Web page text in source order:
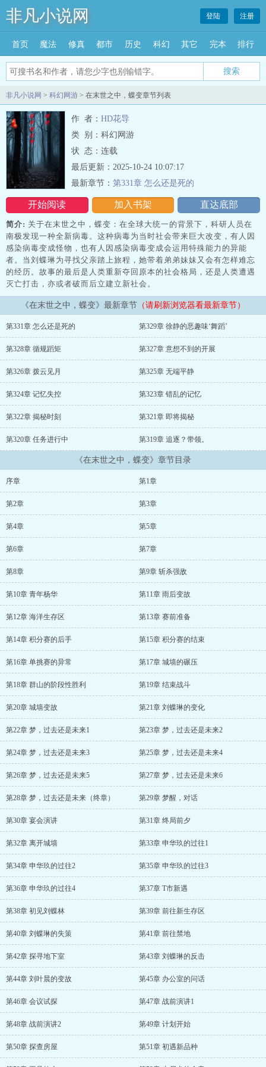
非凡小说网
搜索
登陆 注册
首页 魔法 修真 都市 历史 科幻 其它 完本 排行
非凡小说网 > 科幻网游 > 在末世之中，蝶变章节列表
作 者： HD花导
类 别：科幻网游
状 态：连载
开始阅读 加入书架 直达底部
最后更新：2025-10-24 10:07:17
最新章节： 第331章 怎么还是死的
简介: 关于在末世之中，蝶变：在全球大统一的背景下，科研人员在
南极发现一种全新病毒。这种病毒为当时社会带来巨大改变，有人因
感染病毒变成怪物，也有人因感染病毒变成会运用特殊能力的异能
者。当刘蝶琳为寻找父亲踏上旅程，她带着弟弟妹妹又会有怎样难忘
的经历。故事的最后是人类重新夺回原本的社会格局，还是人类遭遇
灭亡打击，亦或者破而后立建立新社会。
《在末世之中，蝶变》最新章节 （请刷新浏览器看最新章节）
第331章 怎么还是死的 第329章 徐静的恶趣味‘舞蹈’
第328章 循规蹈矩 第327章 意想不到的开展
第326章 拨云见月 第325章 无端平静
第324章 记忆失控 第323章 错乱的记忆
第322章 揭秘时刻 第321章 即将揭秘
第320章 任务进行中 第319章 追逐？带领。
《在末世之中，蝶变》章节目录
序章 第1章
第2章 第3章
第4章 第5章
第6章 第7章
第8章 第9章 斩杀强敌
第10章 青年杨华 第11章 雨后变故
第12章 海洋生存区 第13章 赛前准备
第14章 积分赛的后手 第15章 积分赛的结束
第16章 单挑赛的异常 第17章 城墙的碾压
第18章 群山的阶段性胜利 第19章 结束战斗
第20章 城墙变故 第21章 刘蝶琳的变化
第22章 梦，过去还是未来1 第23章 梦，过去还是未来2
第24章 梦，过去还是未来3 第25章 梦，过去还是未来4
第26章 梦，过去还是未来5 第27章 梦，过去还是未来6
第28章 梦，过去还是未来（终章） 第29章 梦醒，对话
第30章 宴会演讲 第31章 终局前夕
第32章 离开城墙 第33章 申华玖的过往1
第34章 申华玖的过往2 第35章 申华玖的过往3
第36章 申华玖的过往4 第37章 T市新遇
第38章 初见刘蝶林 第39章 前往新生存区
第40章 刘蝶琳的失策 第41章 前往禁地
第42章 探寻地下室 第43章 刘蝶琳的反击
第44章 刘叶晨的变故 第45章 办公室的问话
第46章 会议试探 第47章 战前演讲1
第48章 战前演讲2 第49章 计划开始
第50章 探查房屋 第51章 初遇新品种